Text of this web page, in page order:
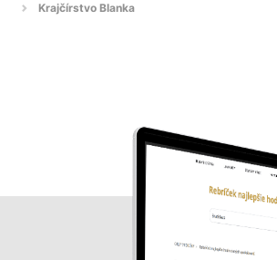
Krajčírstvo Blanka